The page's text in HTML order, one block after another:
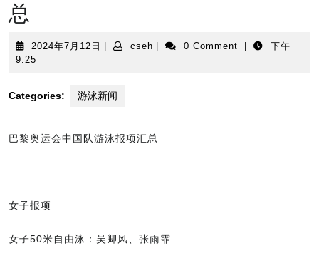
总
2024年7月12日 2024
12
cseh cseh 0 Comment
下午
9:25
Categories: 游泳新闻
巴黎奥运会中国队游泳报项汇总
女子报项
女子50米自由泳：吴卿风、张雨霏